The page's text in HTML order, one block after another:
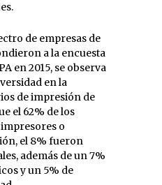
de empresas de
a la encuesta
en 2015, se observa
en la
de impresión de
el 62% de los
o
el 8% fueron
además de un 7%
y un 5% de